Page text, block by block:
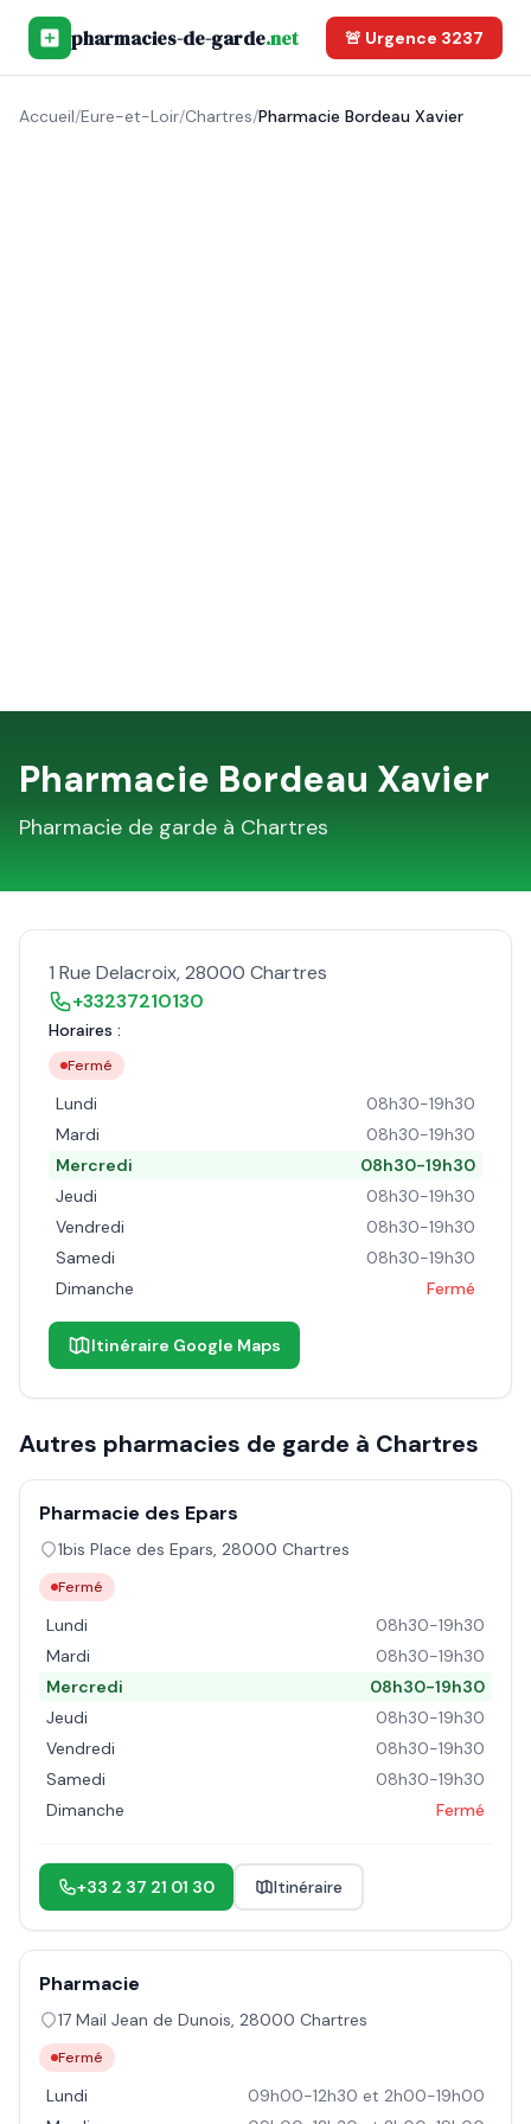
pharmacies-de-garde.net 🚨 Urgence 3237
Accueil/Eure-et-Loir/Chartres/Pharmacie Bordeau Xavier
Pharmacie Bordeau Xavier
Pharmacie de garde à Chartres
1 Rue Delacroix,28000 Chartres
+33237210130
Horaires :
Fermé
Lundi
08h30-19h30
Mardi
08h30-19h30
Mercredi
08h30-19h30
Jeudi
08h30-19h30
Vendredi
08h30-19h30
Samedi
08h30-19h30
Dimanche
Fermé
Itinéraire Google Maps
Autres pharmacies de garde à Chartres
Pharmacie des Epars
1bis Place des Epars, 28000 Chartres
Fermé
Lundi
08h30-19h30
Mardi
08h30-19h30
Mercredi
08h30-19h30
Jeudi
08h30-19h30
Vendredi
08h30-19h30
Samedi
08h30-19h30
Dimanche
Fermé
+33 2 37 21 01 30 Itinéraire
Pharmacie
17 Mail Jean de Dunois, 28000 Chartres
Fermé
Lundi
09h00-12h30 et 2h00-19h00